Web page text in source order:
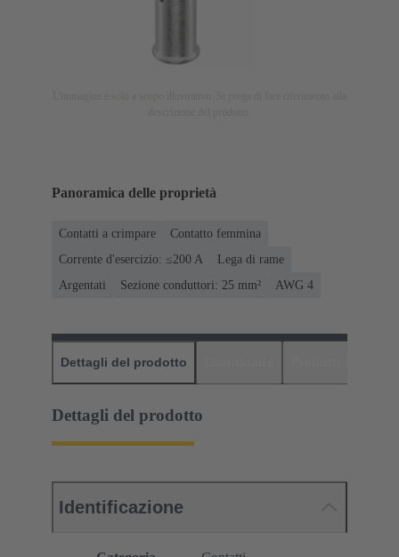
Panoramica delle proprietà
Contatti a crimpare
Contatto femmina
Corrente d'esercizio: ≤200 A
Lega di rame
Argentati
Sezione conduttori: 25 mm² AWG 4
Dettagli del prodotto
Dettagli del prodotto
Identificazione